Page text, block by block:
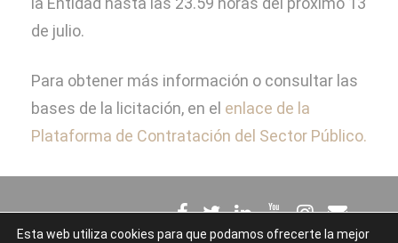
de julio.
Para obtener más información o consultar las
bases de la licitación, en el enlace de la
Plataforma de Contratación del Sector Público.
Esta web utiliza cookies para que podamos ofrecerte la mejor